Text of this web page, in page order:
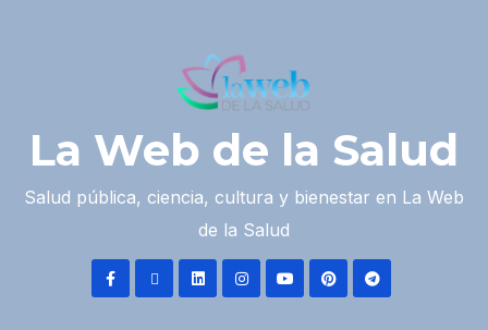
La Web de la Salud
Salud pública, ciencia, cultura y bienestar en La Web
de la Salud